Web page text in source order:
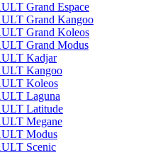
Grand Espace
Grand Kangoo
Grand Koleos
Grand Modus
Kadjar
Kangoo
Koleos
Laguna
Latitude
Megane
Modus
Scenic